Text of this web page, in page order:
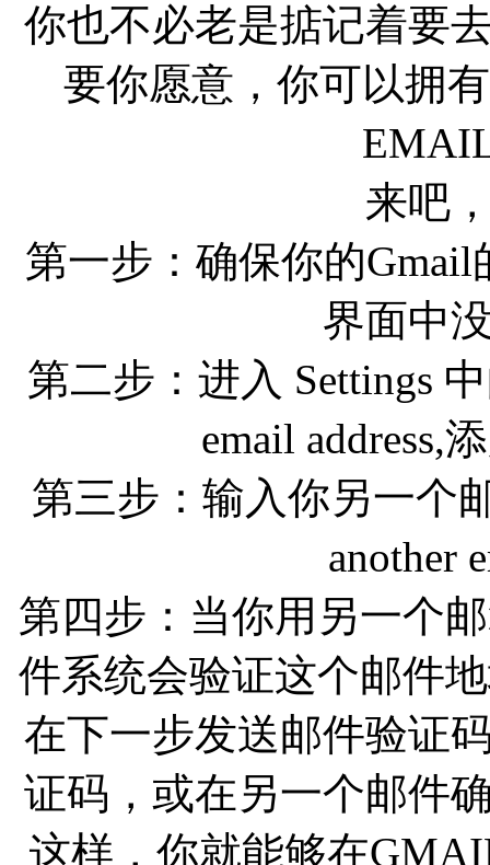
你也不必老是掂记着要
要你愿意，你可以拥
来吧
第一步：确保你的
界面中
第二步：进入 Settings
email address,
第三步：输入你另一个
another
第四步：当你用另一个
件系统会验证这个邮件
在下一步发送邮件验证
证码，或在另一个邮件
这样，你就能够在